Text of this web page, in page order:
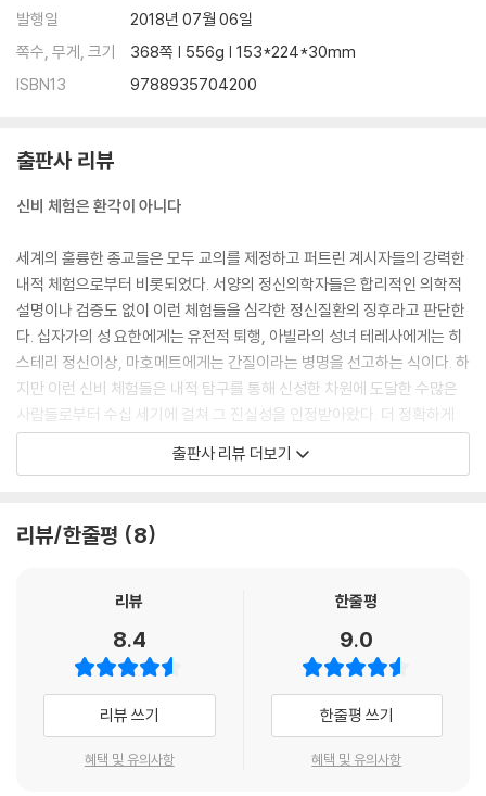
발행일
2018년 07월 06일
쪽수, 무게, 크기
368쪽 | 556g | 153*224*30mm
ISBN13
9788935704200
출판사 리뷰
신비 체험은 환각이 아니다
세계의 훌륭한 종교들은 모두 교의를 제정하고 퍼트린 계시자들의 강력한
내적 체험으로부터 비롯되었다. 서양의 정신의학자들은 합리적인 의학적
설명이나 검증도 없이 이런 체험들을 심각한 정신질환의 징후라고 판단한
다. 십자가의 성 요한에게는 유전적 퇴행, 아빌라의 성녀 테레사에게는 히
스테리 정신이상, 마호메트에게는 간질이라는 병명을 선고하는 식이다. 하
지만 이런 신비 체험들은 내적 탐구를 통해 신성한 차원에 도달한 수많은
사람들로부터 수십 세기에 걸쳐 그 진실성을 인정받아왔다. 더 정확하게
말하면, 근대 이후의 서양 산업문명을 제외한 역사상의 모든 문명과 문화
권에서는 이런 체험들을 대단히 중요하게 여겨왔다. 이제 우리는 시야를
들이고 최대한 활용해야 한다.
인간의 의식은 우주적 규모로 확장될 수 있다
비일상적 의식 상태에서 우리는 전혀 상상해보지 못했던 체험들을 하게 된
다. 다른 사람 또는 사물과 동화되거나, 신과 악마들이 거주하는 원형적 세
계를 탐험하거나, 태아의 상태를 재체험하거나, 전생의 기억 속으로 빨려
들거나, 현상계의 공성(空性)을 깨닫거나, 태초의 우주를 목격하기도 한
다. 이런 체험의 내용들은 서로 다른 사람들에 의해 반복 관찰됨으로써, 또
출판사 리뷰 더보기
리뷰/한줄평 8
리뷰
8.4
리뷰 쓰기
혜택 및 유의사항
한줄평
9.0
한줄평 쓰기
혜택 및 유의사항